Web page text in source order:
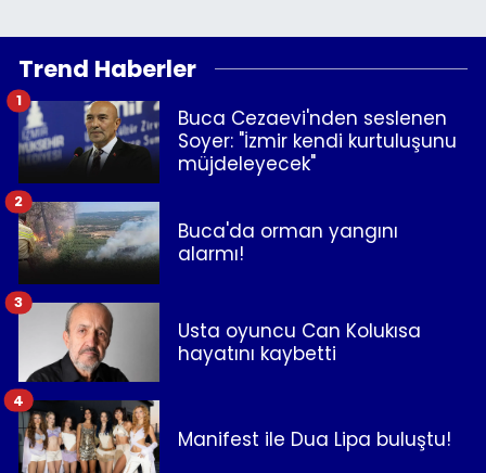
Trend Haberler
Buca Cezaevi'nden seslenen
Soyer: "İzmir kendi kurtuluşunu
müjdeleyecek"
1
Buca'da orman yangını
alarmı!
2
Usta oyuncu Can Kolukısa
hayatını kaybetti
3
Manifest ile Dua Lipa buluştu!
4